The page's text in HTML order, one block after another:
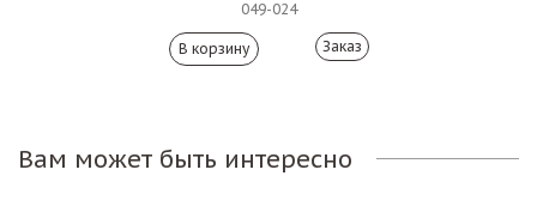
049-024
Заказ
Вам может быть интересно